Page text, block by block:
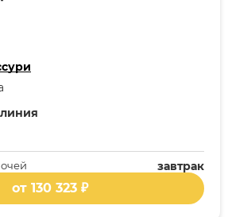
завтрак
от 130 323 ₽